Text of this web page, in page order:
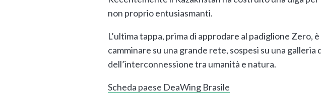
non proprio entusiasmanti.
L’ultima tappa, prima di approdare al padiglione Zero,
camminare su una grande rete, sospesi su una
dell’interconnessione tra umanità e natura.
Scheda paese DeaWing Brasile